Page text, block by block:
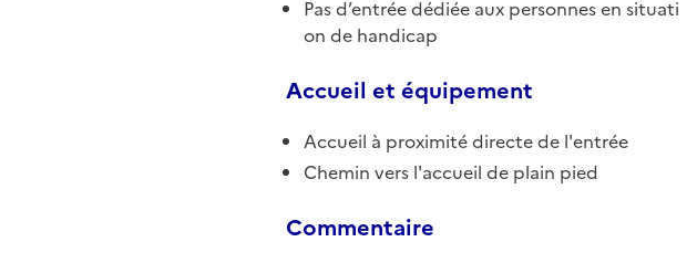
Pas d’entrée dédiée aux personnes en situati
on de handicap
Accueil et équipement
Accueil à proximité directe de l'entrée
Chemin vers l'accueil de plain pied
Commentaire